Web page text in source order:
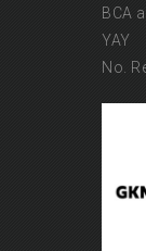
BCA
YAY
No.